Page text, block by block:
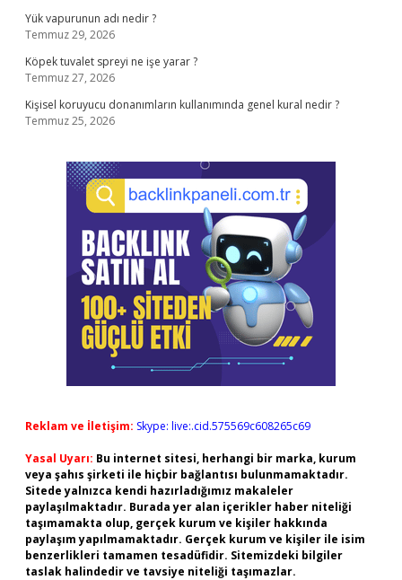
Yük vapurunun adı nedir ?
Temmuz 29, 2026
Köpek tuvalet spreyi ne işe yarar ?
Temmuz 27, 2026
Kişisel koruyucu donanımların kullanımında genel kural nedir ?
Temmuz 25, 2026
Reklam ve İletişim: Skype: live:.cid.575569c608265c69
Yasal Uyarı: Bu internet sitesi, herhangi bir marka, kurum
veya şahıs şirketi ile hiçbir bağlantısı bulunmamaktadır.
Sitede yalnızca kendi hazırladığımız makaleler
paylaşılmaktadır. Burada yer alan içerikler haber niteliği
taşımamakta olup, gerçek kurum ve kişiler hakkında
paylaşım yapılmamaktadır. Gerçek kurum ve kişiler ile isim
benzerlikleri tamamen tesadüfidir. Sitemizdeki bilgiler
taslak halindedir ve tavsiye niteliği taşımazlar.